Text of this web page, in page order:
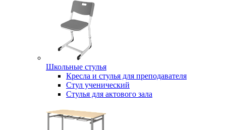
Школьные стулья
Кресла и стулья для преподавателя
Стул ученический
Стулья для актового зала